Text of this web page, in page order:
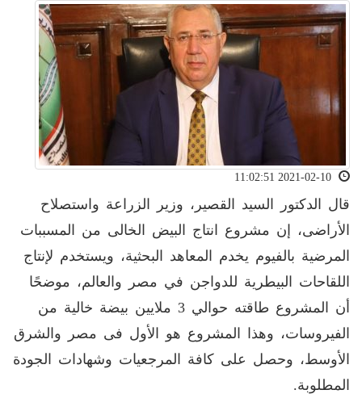
قال الدكتور السيد القصير، وزير الزراعة واستصلاح
الأراضى، إن مشروع انتاج البيض الخالى من المسببات
المرضية بالفيوم يخدم المعاهد البحثية، ويستخدم لإنتاج
اللقاحات البيطرية للدواجن في مصر والعالم، موضحًا
أن المشروع طاقته حوالي 3 ملايين بيضة خالية من
الفيروسات، وهذا المشروع هو الأول فى مصر والشرق
الأوسط، وحصل على كافة المرجعيات وشهادات الجودة
المطلوبة.